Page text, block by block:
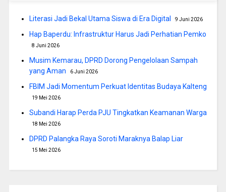
Literasi Jadi Bekal Utama Siswa di Era Digital 9 Juni 2026
Hap Baperdu: Infrastruktur Harus Jadi Perhatian Pemko
8 Juni 2026
Musim Kemarau, DPRD Dorong Pengelolaan Sampah
yang Aman
6 Juni 2026
FBIM Jadi Momentum Perkuat Identitas Budaya Kalteng
19 Mei 2026
Subandi Harap Perda PJU Tingkatkan Keamanan Warga
18 Mei 2026
DPRD Palangka Raya Soroti Maraknya Balap Liar
15 Mei 2026